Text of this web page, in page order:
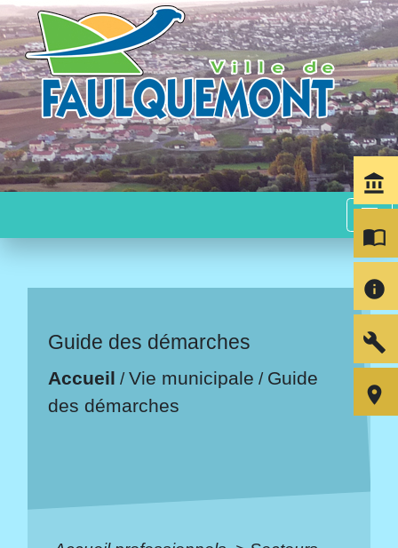
menu
Guide des démarches
Accueil /Vie municipale / Guide
des démarches
account_balance
import_contacts
info
build
room